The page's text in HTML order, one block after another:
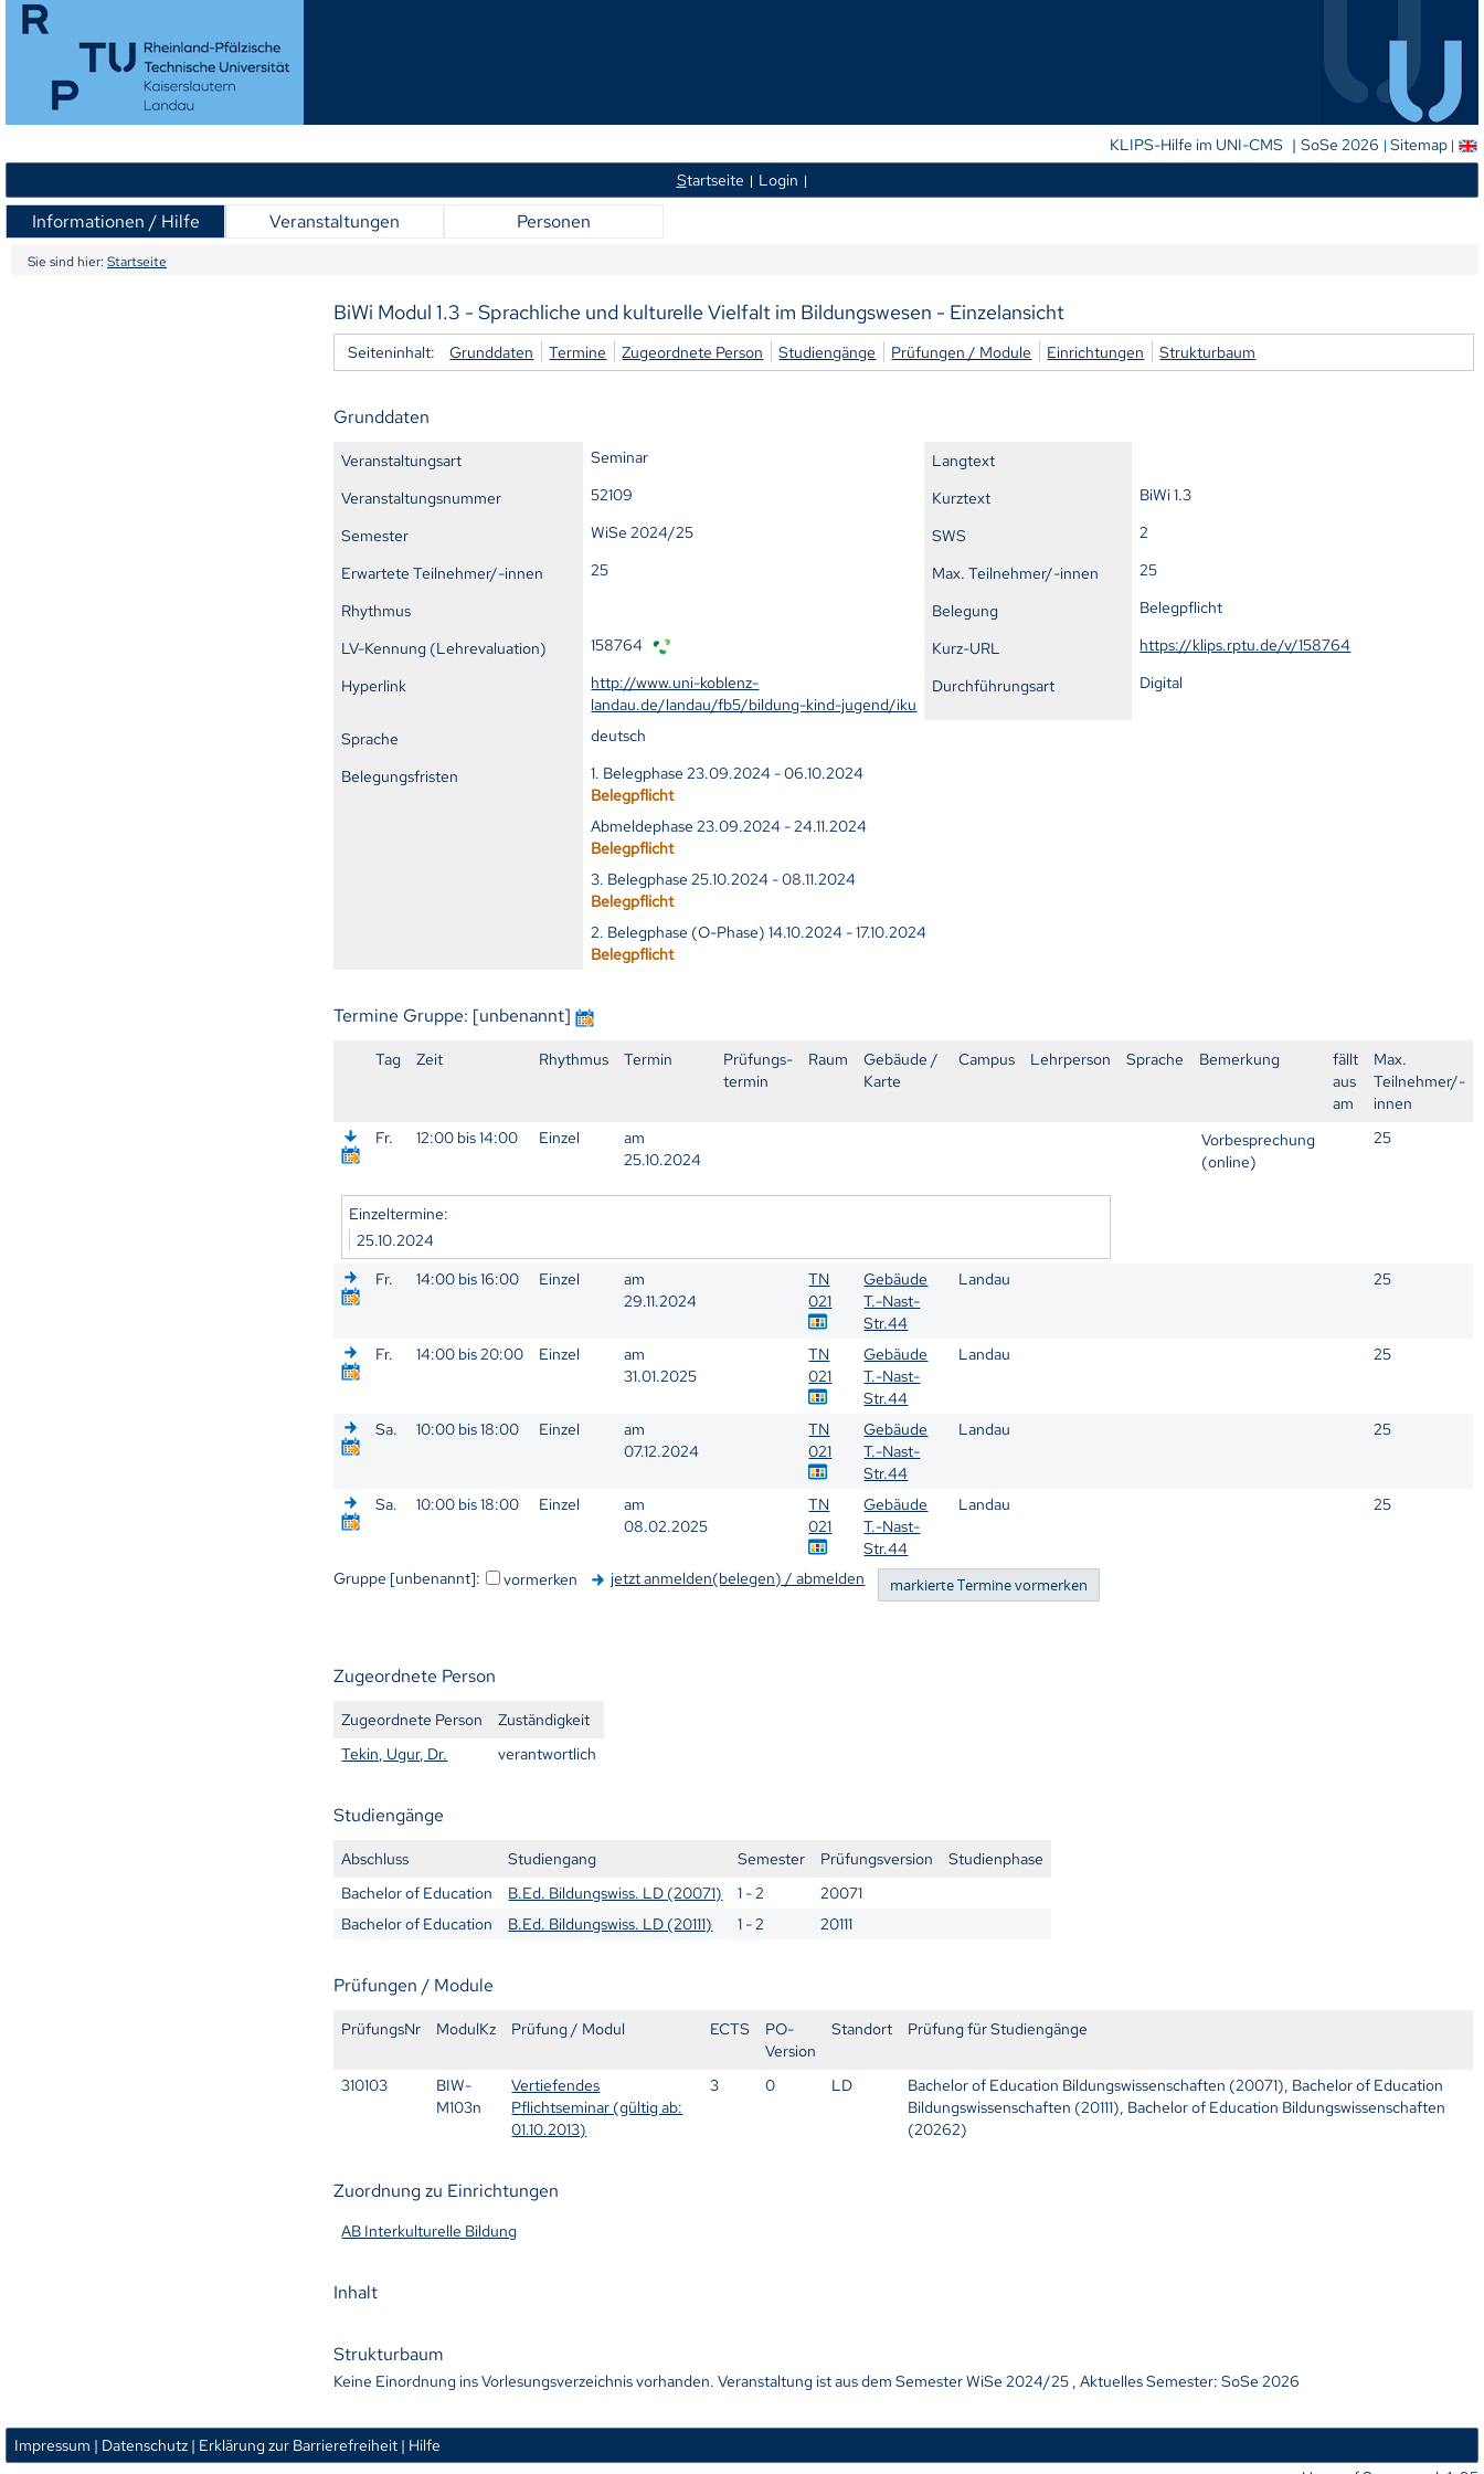
KLIPS-Hilfe im UNI-CMS | SoSe 2026 Sitemap
Startseite Login
Informationen / Hilfe Veranstaltungen Personen
Sie sind hier: Startseite
BiWi Modul 1.3 - Sprachliche und kulturelle Vielfalt im Bildungswesen - Einzelansicht
Seiteninhalt: Grunddaten Termine Zugeordnete Person Studiengänge Prüfungen / Module Einrichtungen Strukturbaum
Grunddaten
Veranstaltungsart Seminar
Langtext
Veranstaltungsnummer
52109 Kurztext
BiWi 1.3
Semester
WiSe 2024/25 SWS
2
Erwartete Teilnehmer/-innen
25 Max. Teilnehmer/-innen
25
Rhythmus
Belegung
Belegpflicht
LV-Kennung (Lehrevaluation)
158764 Kurz-URL
https://klips.rptu.de/v/158764
Hyperlink
http://www.uni-koblenz-
landau.de/landau/fb5/bildung-kind-jugend/iku
Durchführungsart Digital
Sprache
deutsch
Belegungsfristen
1. Belegphase 23.09.2024 - 06.10.2024
Belegpflicht
Abmeldephase 23.09.2024 - 24.11.2024
Belegpflicht
3. Belegphase 25.10.2024 - 08.11.2024
Belegpflicht
2. Belegphase (O-Phase) 14.10.2024 - 17.10.2024
Belegpflicht
Termine Gruppe: [unbenannt]
Tag Zeit Rhythmus Termin
Prüfungs-
termin
Raum
Gebäude /
Karte
Campus Lehrperson Sprache Bemerkung
fällt
aus
am
Max.
Teilnehmer/-
innen
Fr.
12:00 bis 14:00 Einzel
am
25.10.2024
Vorbesprechung
(online)
25
Einzeltermine:
25.10.2024
Fr.
14:00 bis 16:00 Einzel
am
29.11.2024
TN
021
Gebäude
T.-Nast-
Str.44
Landau 25
Fr. 14:00 bis 20:00 Einzel
am
31.01.2025
TN
021
Gebäude
T.-Nast-
Str.44
Landau 25
Sa. 10:00 bis 18:00 Einzel
am
07.12.2024
TN
021
Gebäude
T.-Nast-
Str.44
Landau 25
Sa. 10:00 bis 18:00 Einzel
am
08.02.2025
TN
021
Gebäude
T.-Nast-
Str.44
Landau 25
Gruppe [unbenannt]: vormerken jetzt anmelden(belegen) / abmelden
Zugeordnete Person
Zugeordnete Person
Zuständigkeit
Tekin, Ugur, Dr.
verantwortlich
Studiengänge
Abschluss Studiengang Semester Prüfungsversion
Studienphase
Bachelor of Education
B.Ed. Bildungswiss. LD (20071) 1 - 2
20071
Bachelor of Education
B.Ed. Bildungswiss. LD (20111) 1 - 2 20111
Prüfungen / Module
PrüfungsNr ModulKz Prüfung / Modul ECTS
PO-
Version
Standort Prüfung für Studiengänge
310103
BIW-
M103n
Vertiefendes
Pflichtseminar (gültig ab:
01.10.2013)
3 0 LD
Bachelor of Education Bildungswissenschaften (20071), Bachelor of Education
Bildungswissenschaften (20111), Bachelor of Education Bildungswissenschaften
(20262)
Zuordnung zu Einrichtungen
AB Interkulturelle Bildung
Inhalt
Strukturbaum
Keine Einordnung ins Vorlesungsverzeichnis vorhanden. Veranstaltung ist aus dem Semester WiSe 2024/25 , Aktuelles Semester: SoSe 2026
Impressum | Datenschutz | Erklärung zur Barrierefreiheit | Hilfe